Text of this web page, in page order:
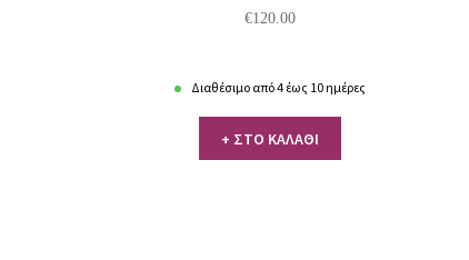
€120.00
Διαθέσιμο από 4 έως 10 ημέρες
+ ΣΤΟ ΚΑΛΑΘΙ